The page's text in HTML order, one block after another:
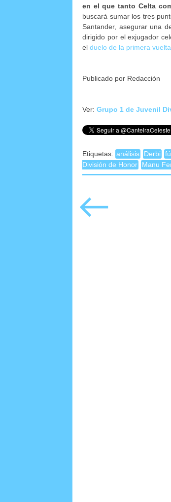
en el que tanto Celta
buscará sumar los tres
Santander, asegurar una
dirigido por el exjugador
el duelo de la primera vuelta
Publicado por Redacción
Ver: Grupo 1 de Juvenil
Etiquetas: análisis Derbi
División de Honor
Manu